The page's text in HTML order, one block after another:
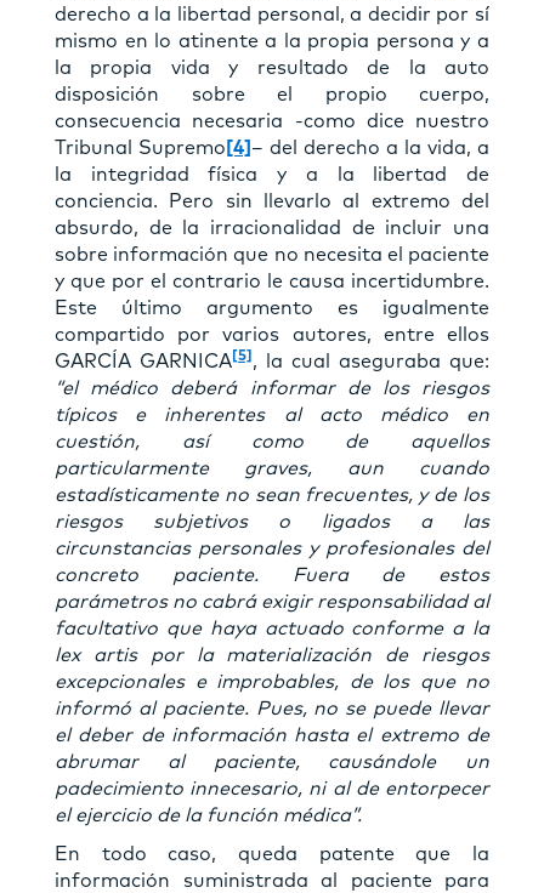
derecho a la libertad personal, a decidir por sí
mismo en lo atinente a la propia persona y a
la propia vida y resultado de la auto
disposición sobre el propio cuerpo,
consecuencia necesaria -como dice nuestro
Tribunal Supremo [4] – del derecho a la vida, a
la integridad física y a la libertad de
conciencia. Pero sin llevarlo al extremo del
absurdo, de la irracionalidad de incluir una
sobre información que no necesita el paciente
y que por el contrario le causa incertidumbre.
Este último argumento es igualmente
compartido por varios autores, entre ellos
GARCÍA GARNICA[5] , la cual aseguraba que:
“el médico deberá informar de los riesgos
típicos e inherentes al acto médico en
cuestión, así como de aquellos
particularmente graves, aun cuando
estadísticamente no sean frecuentes, y de los
riesgos subjetivos o ligados a las
circunstancias personales y profesionales del
concreto paciente. Fuera de estos
parámetros no cabrá exigir responsabilidad al
facultativo que haya actuado conforme a la
lex artis por la materialización de riesgos
excepcionales e improbables, de los que no
informó al paciente. Pues, no se puede llevar
el deber de información hasta el extremo de
abrumar al paciente, causándole un
padecimiento innecesario, ni al de entorpecer
el ejercicio de la función médica”.
En todo caso, queda patente que la
información suministrada al paciente para